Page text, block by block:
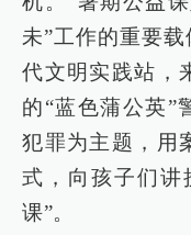
未”工作的重要
代文明实践站，
的“蓝色蒲公英”
犯罪为主题，用
式，向孩子们讲
课”。